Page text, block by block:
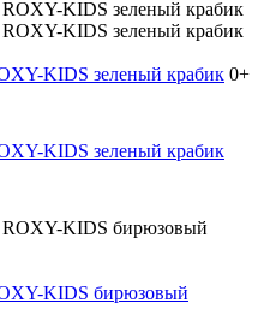
KIDS зеленый крабик 0+
KIDS зеленый крабик
KIDS бирюзовый